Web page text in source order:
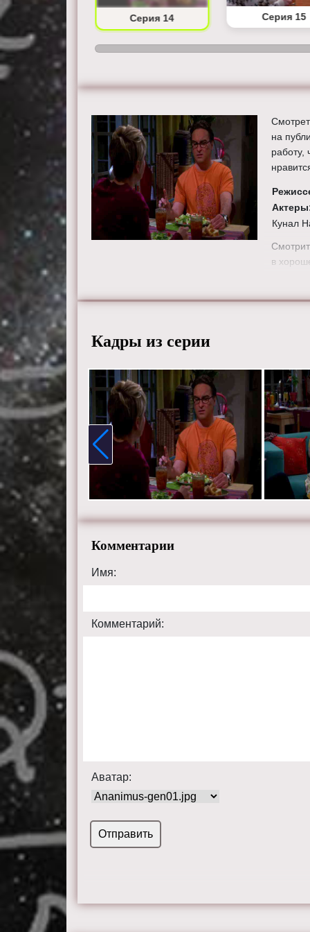
13 Серия 14 Серия 15
на
работу,
Кунал
в
Кадры из серии
Комментарии
Имя:
Комментарий:
Аватар: